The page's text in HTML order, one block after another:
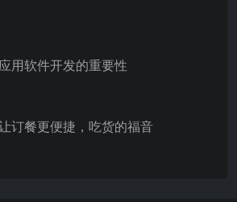
用软件开发的重要性
订餐更便捷，吃货的福音